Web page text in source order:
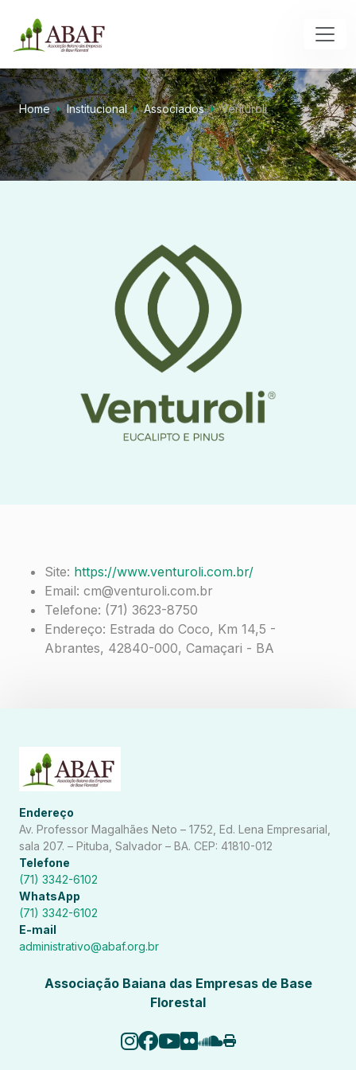
Home Institucional Associados Venturoli
Site: https://www.venturoli.com.br/
Email: cm@venturoli.com.br
Telefone: (71) 3623-8750
Endereço: Estrada do Coco, Km 14,5 -
Abrantes, 42840-000, Camaçari - BA
Endereço
Av. Professor Magalhães Neto – 1752, Ed. Lena Empresarial,
sala 207. – Pituba, Salvador – BA. CEP: 41810-012
Telefone
(71) 3342-6102
WhatsApp
(71) 3342-6102
E-mail
administrativo@abaf.org.br
Associação Baiana das Empresas de Base
Florestal